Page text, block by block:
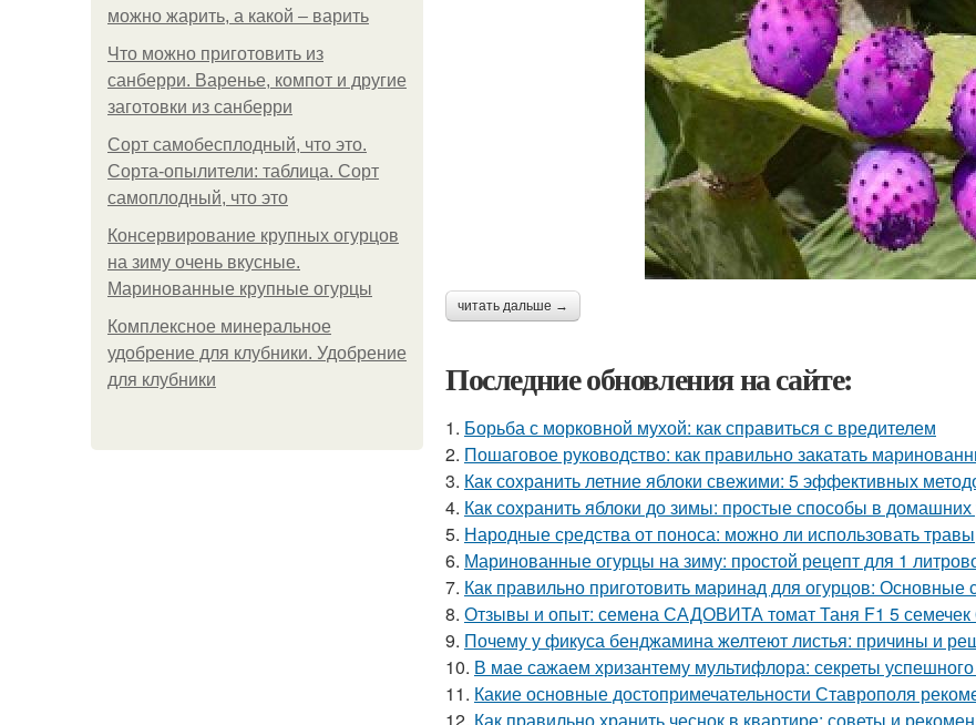
можно жарить, а какой – варить
Что можно приготовить из
санберри. Варенье, компот и другие
заготовки из санберри
Сорт самобесплодный, что это.
Сорта-опылители: таблица. Сорт
самоплодный, что это
Консервирование крупных огурцов
на зиму очень вкусные.
Маринованные крупные огурцы
Комплексное минеральное
удобрение для клубники. Удобрение
для клубники
читать дальше →
Последние обновления на сайте:
1. Борьба с морковной мухой: как справиться с вредителем
2. Пошаговое руководство: как правильно закатать
3. Как сохранить летние яблоки свежими: 5 эффективных
4. Как сохранить яблоки до зимы: простые способы в домашних
5. Народные средства от поноса: можно ли использовать травы
6. Маринованные огурцы на зиму: простой рецепт для 1
7. Как правильно приготовить маринад для огурцов: Основные
8. Отзывы и опыт: семена САДОВИТА томат Таня F1 5 семечек
9. Почему у фикуса бенджамина желтеют листья: причины и
10. В мае сажаем хризантему мультифлора: секреты
11. Какие основные достопримечательности Ставрополя